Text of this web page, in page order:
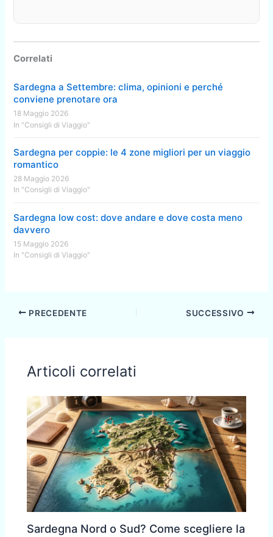
Correlati
Sardegna a Settembre: clima, opinioni e perché
conviene prenotare ora
18 Maggio 2026
In "Consigli di Viaggio"
Sardegna per coppie: le 4 zone migliori per un viaggio
romantico
28 Maggio 2026
In "Consigli di Viaggio"
Sardegna low cost: dove andare e dove costa meno
davvero
15 Maggio 2026
In "Consigli di Viaggio"
PRECEDENTE SUCCESSIVO
Articoli correlati
Sardegna Nord o Sud? Come scegliere la